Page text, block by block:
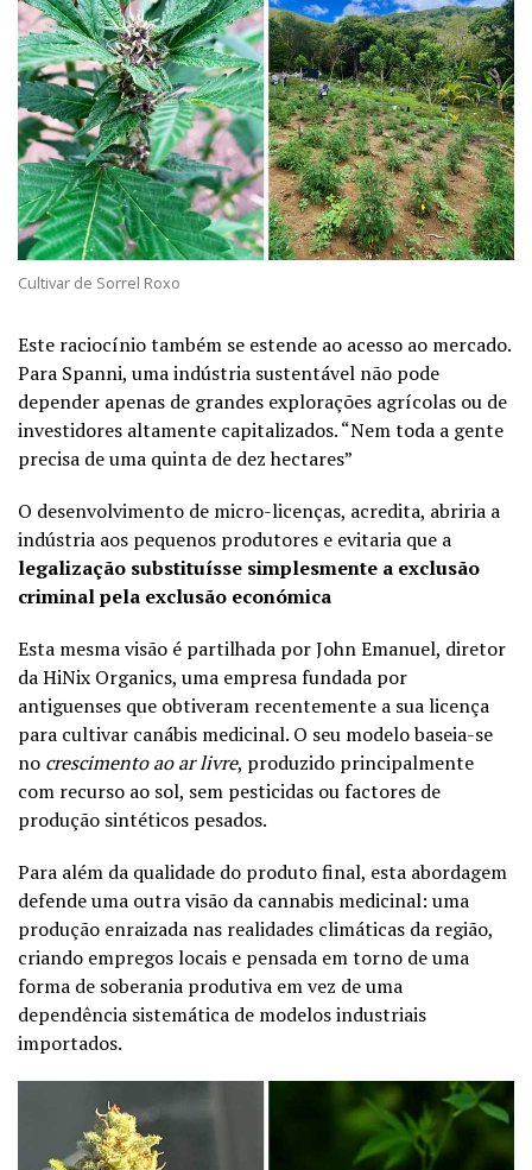
Cultivar de Sorrel Roxo
Este raciocínio também se estende ao acesso ao mercado.
Para Spanni, uma indústria sustentável não pode
depender apenas de grandes explorações agrícolas ou de
investidores altamente capitalizados. “Nem toda a gente
precisa de uma quinta de dez hectares”
O desenvolvimento de micro-licenças, acredita, abriria a
indústria aos pequenos produtores e evitaria que a
legalização substituísse simplesmente a exclusão
criminal pela exclusão económica
Esta mesma visão é partilhada por John Emanuel, diretor
da HiNix Organics, uma empresa fundada por
antiguenses que obtiveram recentemente a sua licença
para cultivar canábis medicinal. O seu modelo baseia-se
no crescimento ao ar livre, produzido principalmente
com recurso ao sol, sem pesticidas ou factores de
produção sintéticos pesados.
Para além da qualidade do produto final, esta abordagem
defende uma outra visão da cannabis medicinal: uma
produção enraizada nas realidades climáticas da região,
criando empregos locais e pensada em torno de uma
forma de soberania produtiva em vez de uma
dependência sistemática de modelos industriais
importados.